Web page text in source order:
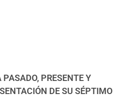
PASADO, PRESENTE Y
DE SU SÉPTIMO